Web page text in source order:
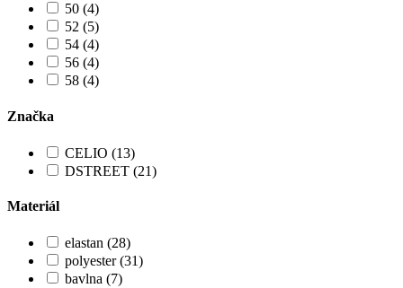
50 (4)
52 (5)
54 (4)
56 (4)
58 (4)
Značka
CELIO (13)
DSTREET (21)
Materiál
elastan (28)
polyester (31)
bavlna (7)